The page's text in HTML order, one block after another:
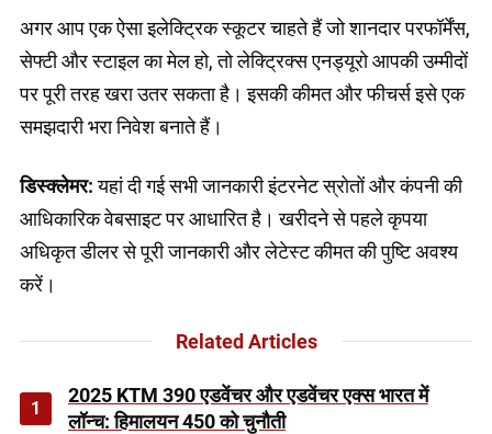
अगर आप एक ऐसा इलेक्ट्रिक स्कूटर चाहते हैं जो शानदार परफॉर्मेंस,
सेफ्टी और स्टाइल का मेल हो, तो लेक्ट्रिक्स एनड्यूरो आपकी उम्मीदों
पर पूरी तरह खरा उतर सकता है। इसकी कीमत और फीचर्स इसे एक
समझदारी भरा निवेश बनाते हैं।
डिस्क्लेमर:यहां दी गई सभी जानकारी इंटरनेट स्रोतों और कंपनी की
आधिकारिक वेबसाइट पर आधारित है। खरीदने से पहले कृपया
अधिकृत डीलर से पूरी जानकारी और लेटेस्ट कीमत की पुष्टि अवश्य
करें।
Related Articles
1
2025 KTM 390 एडवेंचर और एडवेंचर एक्स भारत में
लॉन्च: हिमालयन 450 को चुनौती